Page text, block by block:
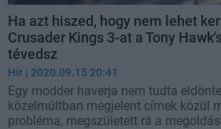
Ha azt hiszed, hogy nem lehet
Crusader Kings 3-at a Tony
tévedsz
Hír | 2020.09.15 20:41
Egy modder haverja nem tudta
közelmúltban megjelent címek közül
probléma, megszületett rá a